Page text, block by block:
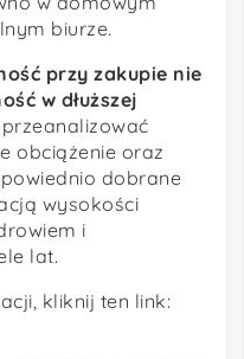
biurze.
przy zakupie nie
w dłuższej
obciążenie oraz
dobrane
wysokości
i
lat.
kliknij ten link: